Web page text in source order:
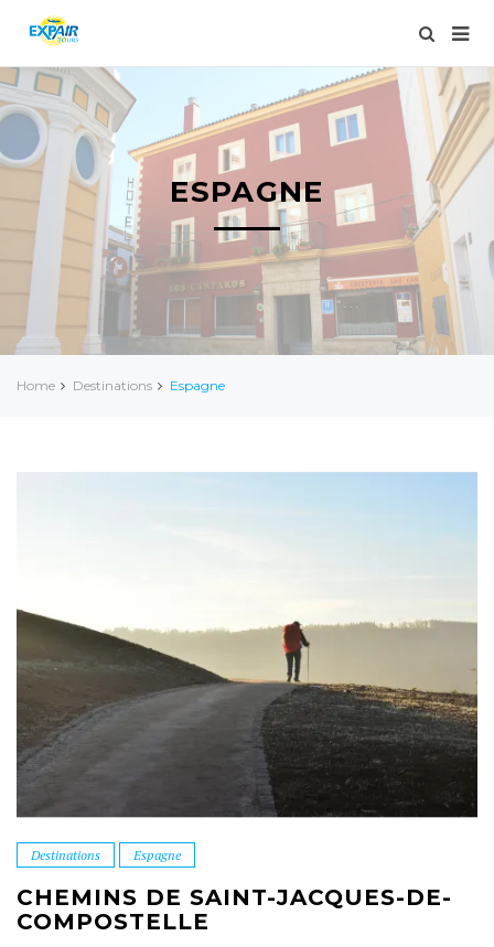
ESPAGNE
Home Destinations Espagne
Destinations Espagne
CHEMINS DE SAINT-JACQUES-DE-
COMPOSTELLE